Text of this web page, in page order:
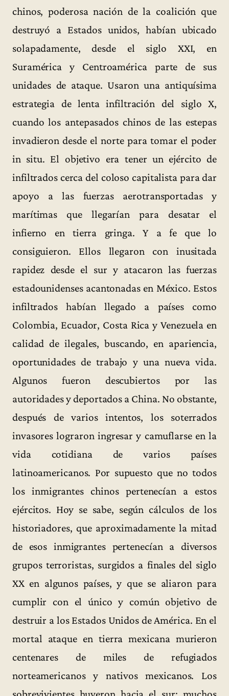
chinos, poderosa nación de la coalición que
destruyó a Estados unidos, habían ubicado
solapadamente, desde el siglo XXI, en
Suramérica y Centroamérica parte de sus
unidades de ataque. Usaron una antiquísima
estrategia de lenta infiltración del siglo X,
cuando los antepasados chinos de las estepas
invadieron desde el norte para tomar el poder
in situ. El objetivo era tener un ejército de
infiltrados cerca del coloso capitalista para dar
apoyo a las fuerzas aerotransportadas y
marítimas que llegarían para desatar el
infierno en tierra gringa. Y a fe que lo
consiguieron. Ellos llegaron con inusitada
rapidez desde el sur y atacaron las fuerzas
estadounidenses acantonadas en México. Estos
infiltrados habían llegado a países como
Colombia, Ecuador, Costa Rica y Venezuela en
calidad de ilegales, buscando, en apariencia,
oportunidades de trabajo y una nueva vida.
Algunos fueron descubiertos por las
autoridades y deportados a China. No obstante,
después de varios intentos, los soterrados
invasores lograron ingresar y camuflarse en la
vida cotidiana de varios países
latinoamericanos. Por supuesto que no todos
los inmigrantes chinos pertenecían a estos
ejércitos. Hoy se sabe, según cálculos de los
historiadores, que aproximadamente la mitad
de esos inmigrantes pertenecían a diversos
grupos terroristas, surgidos a finales del siglo
XX en algunos países, y que se aliaron para
cumplir con el único y común objetivo de
destruir a los Estados Unidos de América. En el
mortal ataque en tierra mexicana murieron
centenares de miles de refugiados
norteamericanos y nativos mexicanos. Los